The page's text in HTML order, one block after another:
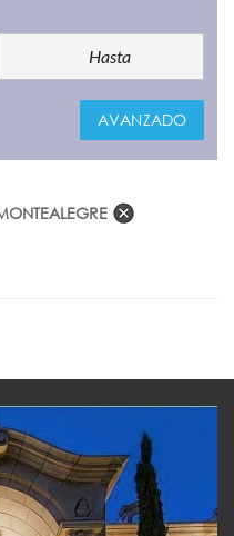
AVANZADO